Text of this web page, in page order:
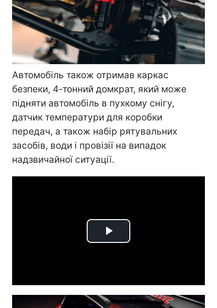
Автомобіль також отримав каркас
безпеки, 4-тонний домкрат, який може
підняти автомобіль в пухкому снігу,
датчик температури для коробки
передач, а також набір рятувальних
засобів, води і провізії на випадок
надзвичайної ситуації.
Play